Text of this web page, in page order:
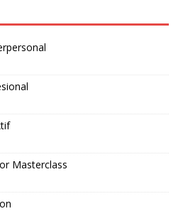
Masterclass